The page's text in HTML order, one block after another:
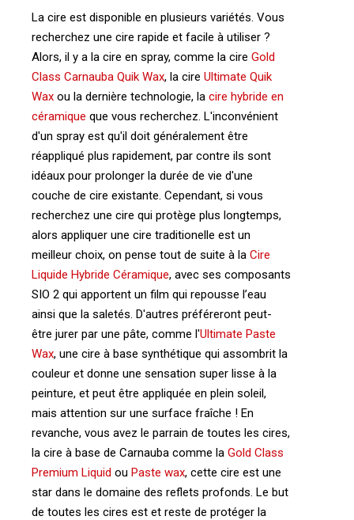
La cire est disponible en plusieurs variétés. Vous
recherchez une cire rapide et facile à utiliser ?
Alors, il y a la cire en spray, comme la cire Gold
Class Carnauba Quik Wax, la cire Ultimate Quik
Wax ou la dernière technologie, la cire hybride en
céramique que vous recherchez. L'inconvénient
d'un spray est qu'il doit généralement être
réappliqué plus rapidement, par contre ils sont
idéaux pour prolonger la durée de vie d'une
couche de cire existante. Cependant, si vous
recherchez une cire qui protège plus longtemps,
alors appliquer une cire traditionelle est un
meilleur choix, on pense tout de suite à la Cire
Liquide Hybride Céramique, avec ses composants
SIO 2 qui apportent un film qui repousse l’eau
ainsi que la saletés. D'autres préféreront peut-
être jurer par une pâte, comme l'Ultimate Paste
Wax, une cire à base synthétique qui assombrit la
couleur et donne une sensation super lisse à la
peinture, et peut être appliquée en plein soleil,
mais attention sur une surface fraîche ! En
revanche, vous avez le parrain de toutes les cires,
la cire à base de Carnauba comme la Gold Class
Premium Liquid ou Paste wax, cette cire est une
star dans le domaine des reflets profonds. Le but
de toutes les cires est et reste de protéger la